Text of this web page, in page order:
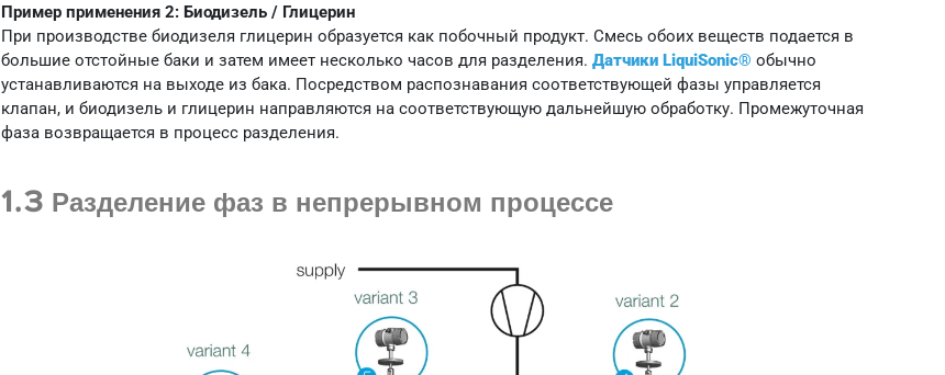
Пример применения 2: Биодизель / Глицерин
При производстве биодизеля глицерин образуется как побочный продукт. Смесь обоих веществ подается в
большие отстойные баки и затем имеет несколько часов для разделения.Датчики LiquiSonic® обычно
устанавливаются на выходе из бака. Посредством распознавания соответствующей фазы управляется
клапан, и биодизель и глицерин направляются на соответствующую дальнейшую обработку. Промежуточная
фаза возвращается в процесс разделения.
1.3 Разделение фаз в непрерывном процессе